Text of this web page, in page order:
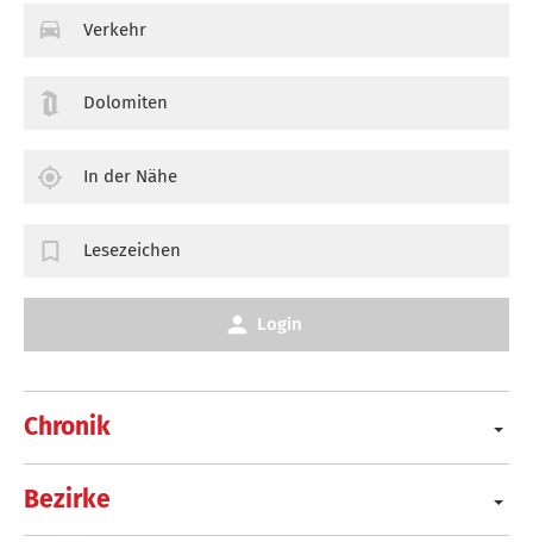
Chronik
Bezirke
Verkehr
Dolomiten
In der Nähe
Lesezeichen
Login